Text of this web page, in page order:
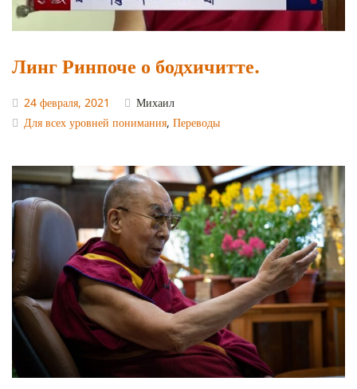
Линг Ринпоче о бодхичитте.
24 февраля, 2021
Михаил
Для всех уровней понимания, Переводы